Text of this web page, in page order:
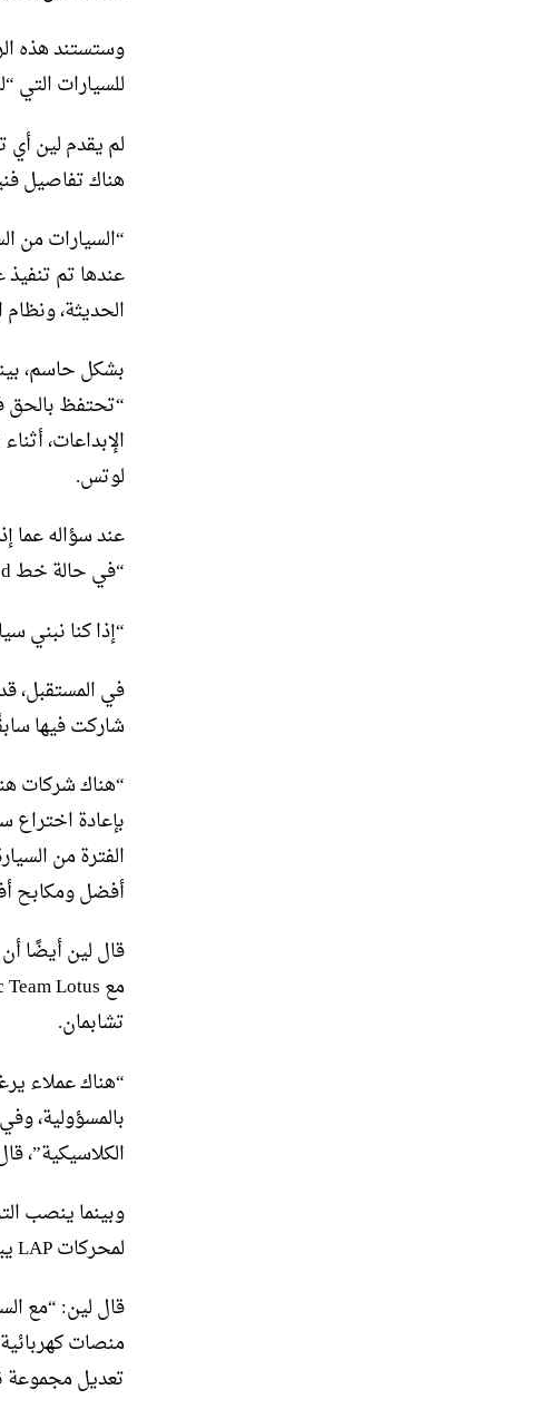
وستستند هذه
للسيارات التي
لم يقدم لين
هناك تفاصيل
“السيارات من
عندها تم
الحديثة، ونظام
“تحتفظ بالحق
الإبداعات،
لوتس.
“في حالة خط retromod ، فهي مخصّصة 100٪
“إذا كنا نبني
في المستقبل،
شاركت فيها
بإعادة اختراع
الفترة من
أفضل ومكابح
تشابمان.
“هناك عملاء
بالمسؤولية،
الكلاسيكية”،
وبينما ينصب
لمحركات LAP يبدو رائعاً.
منصات
تعديل مجموعة